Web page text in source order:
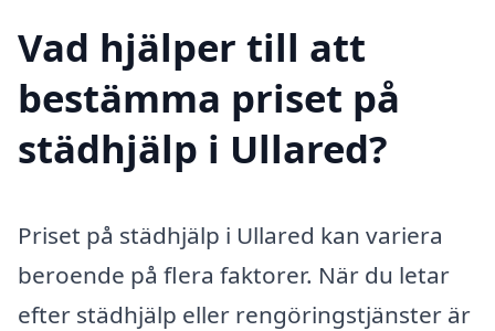
Vad hjälper till att
bestämma priset på
städhjälp i Ullared?
Priset på städhjälp i Ullared kan variera
beroende på flera faktorer. När du letar
efter städhjälp eller rengöringstjänster är